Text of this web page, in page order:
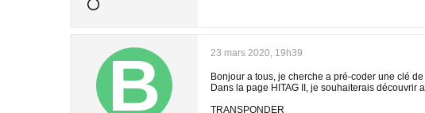
23 mars 2020, 19h39
Bonjour a tous, je cherche a pré-coder une clé
Dans la page HITAG II, je souhaiterais découvrir
TRANSPONDER